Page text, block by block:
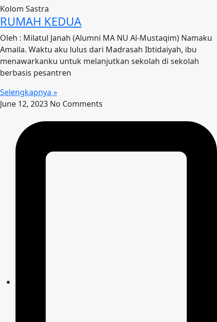
Kolom Sastra
RUMAH KEDUA
Oleh : Milatul Janah (Alumni MA NU Al-Mustaqim) Namaku
Amaila. Waktu aku lulus dari Madrasah Ibtidaiyah, ibu
menawarkanku untuk melanjutkan sekolah di sekolah
berbasis pesantren
Selengkapnya »
June 12, 2023 No Comments